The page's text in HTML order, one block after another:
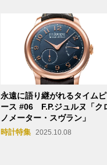
永遠に語り継がれるタイムピ
ース #06 F.P.ジュルヌ「ク
ノメーター・スヴラン」
時計特集 2025.10.08